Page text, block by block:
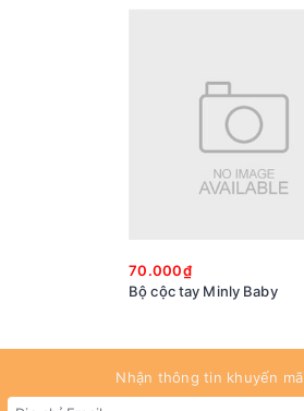
70.000₫
Bộ cộc tay Minly Baby
Nhận thông tin khuyến